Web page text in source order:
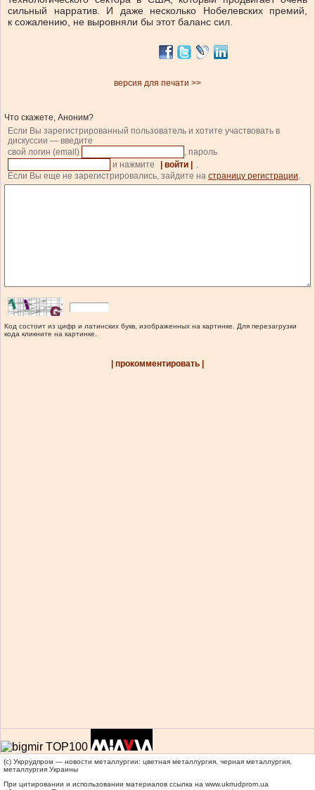
сильный нарратив. И даже несколько Нобелевских премий,
к сожалению, не выровняли бы этот баланс сил.
версия для печати >>
Что скажете, Аноним?
Если Вы зарегистрированный пользователь и хотите участвовать в
дискуссии — введите
свой логин (email)
, пароль
и нажмите
| войти |
.
Если Вы еще не зарегистрировались, зайдите на страницу регистрации.
Код состоит из цифр и латинских букв, изображенных на картинке. Для перезагрузки
кода кликните на картинке.
| прокомментировать |
(c) Укррудпром — новости металлургии: цветная металлургия, черная металлургия,
металлургия Украины
При цитировании и использовании материалов ссылка на www.ukrrudprom.ua